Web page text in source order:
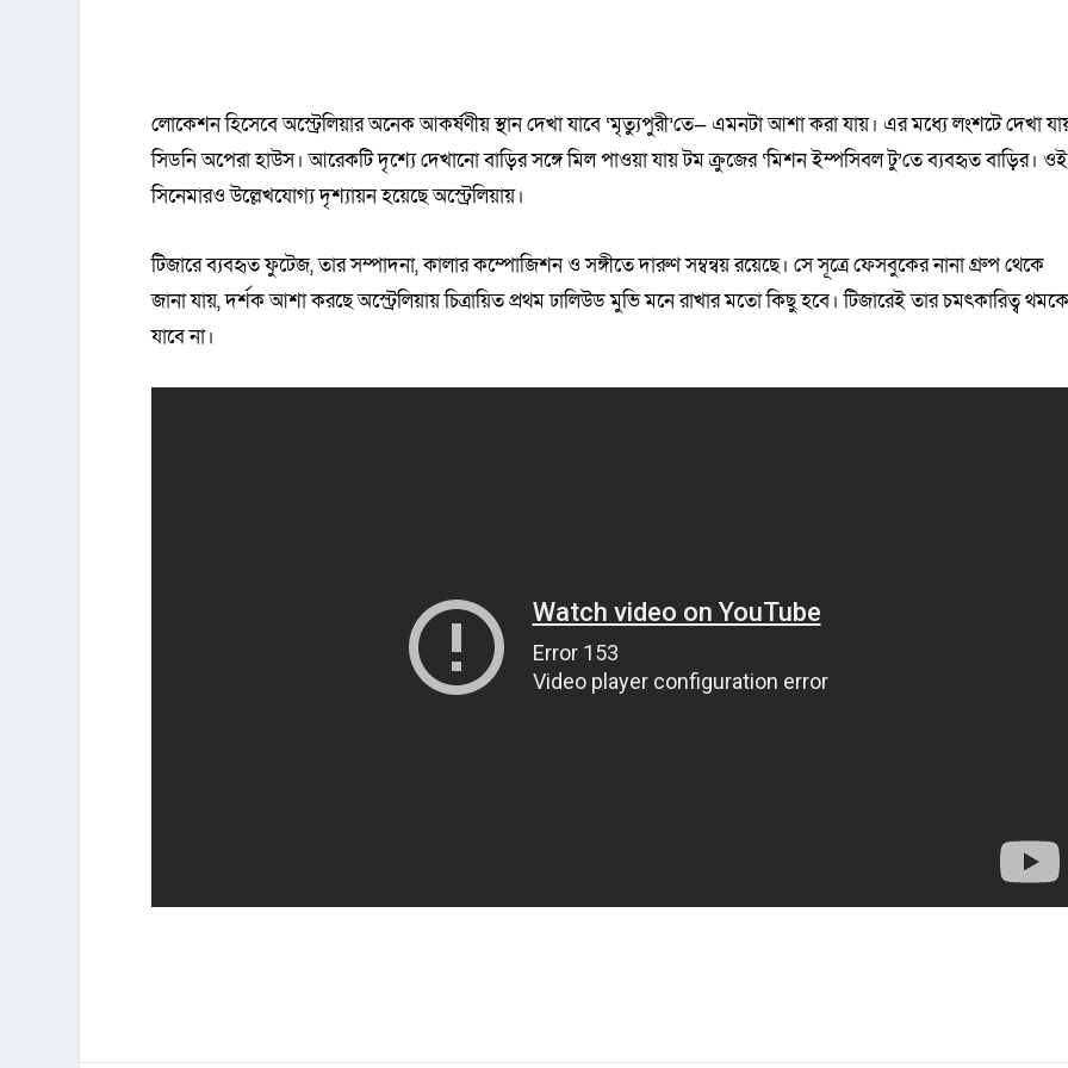
লোকেশন হিসেবে অস্ট্রেলিয়ার অনেক আকর্ষণীয় স্থান দেখা যাবে ‘মৃত্যুপুরী’তে— এমনটা আশা করা যায়। এর মধ্যে লংশটে দেখা
সিডনি অপেরা হাউস। আরেকটি দৃশ্যে দেখানো বাড়ির সঙ্গে মিল পাওয়া যায় টম ক্রুজের ‘মিশন ইম্পসিবল টু’তে ব্যবহৃত বাড়ির। ওই
সিনেমারও উল্লেখযোগ্য দৃশ্যায়ন হয়েছে অস্ট্রেলিয়ায়।
টিজারে ব্যবহৃত ফুটেজ, তার সম্পাদনা, কালার কম্পোজিশন ও সঙ্গীতে দারুণ সম্বন্বয় রয়েছে। সে সূত্রে ফেসবুকের নানা গ্রুপ থেকে
জানা যায়, দর্শক আশা করছে অস্ট্রেলিয়ায় চিত্রায়িত প্রথম ঢালিউড মুভি মনে রাখার মতো কিছু হবে। টিজারেই তার চমৎকারিত্ব থমকে
যাবে না।